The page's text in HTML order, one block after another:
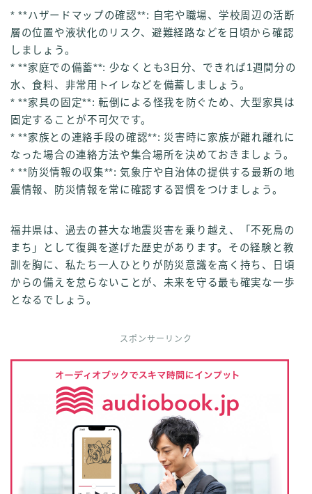
* **ハザードマップの確認**: 自宅や職場、学校周辺の活断
層の位置や液状化のリスク、避難経路などを日頃から確認
しましょう。
* **家庭での備蓄**: 少なくとも3日分、できれば1週間分の
水、食料、非常用トイレなどを備蓄しましょう。
* **家具の固定**: 転倒による怪我を防ぐため、大型家具は
固定することが不可欠です。
* **家族との連絡手段の確認**: 災害時に家族が離れ離れに
なった場合の連絡方法や集合場所を決めておきましょう。
* **防災情報の収集**: 気象庁や自治体の提供する最新の地
震情報、防災情報を常に確認する習慣をつけましょう。
福井県は、過去の甚大な地震災害を乗り越え、「不死鳥の
まち」として復興を遂げた歴史があります。その経験と教
訓を胸に、私たち一人ひとりが防災意識を高く持ち、日頃
からの備えを怠らないことが、未来を守る最も確実な一歩
となるでしょう。
スポンサーリンク